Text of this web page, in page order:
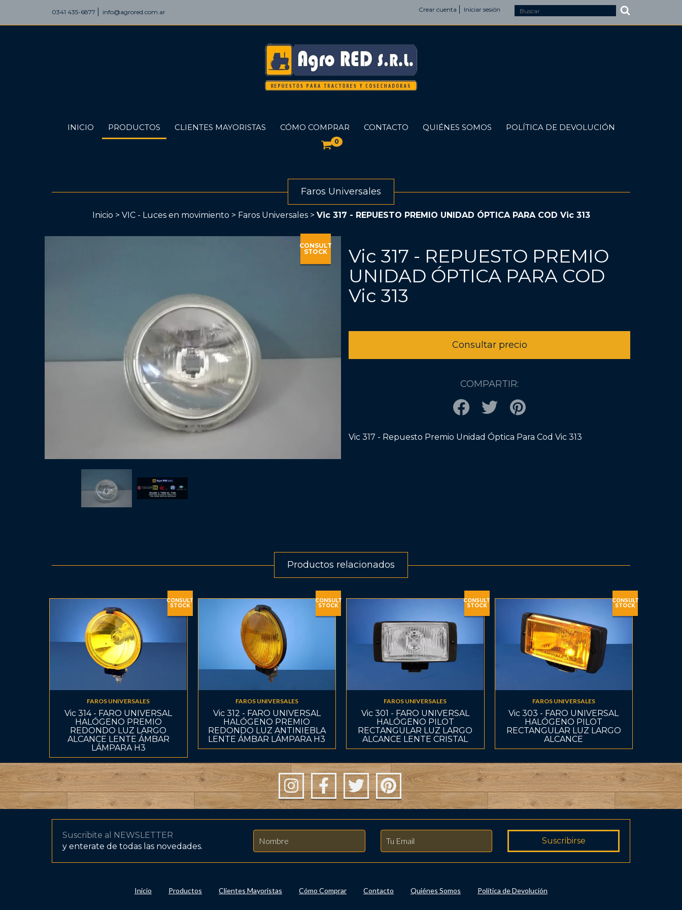
0341 435-6877 info@agrored.com.ar Crear cuenta Iniciar sesión
INICIO PRODUCTOS CLIENTES MAYORISTAS CÓMO COMPRAR CONTACTO QUIÉNES SOMOS POLÍTICA DE DEVOLUCIÓN
0
Faros Universales
Inicio > VIC - Luces en movimiento > Faros Universales > Vic 317 - REPUESTO PREMIO UNIDAD ÓPTICA PARA COD Vic 313
CONSULT
STOCK
Vic 317 - REPUESTO PREMIO
UNIDAD ÓPTICA PARA COD
Vic 313
COMPARTIR:
Vic 317 - Repuesto Premio Unidad Óptica Para Cod Vic 313
Productos relacionados
CONSULT
STOCK
FAROS UNIVERSALES
Vic 314 - FARO UNIVERSAL
HALÓGENO PREMIO
REDONDO LUZ LARGO
ALCANCE LENTE ÁMBAR
LÁMPARA H3
CONSULT
STOCK
FAROS UNIVERSALES
Vic 312 - FARO UNIVERSAL
HALÓGENO PREMIO
REDONDO LUZ ANTINIEBLA
LENTE ÁMBAR LÁMPARA H3
CONSULT
STOCK
FAROS UNIVERSALES
Vic 301 - FARO UNIVERSAL
HALÓGENO PILOT
RECTANGULAR LUZ LARGO
ALCANCE LENTE CRISTAL
CONSULT
STOCK
FAROS UNIVERSALES
Vic 303 - FARO UNIVERSAL
HALÓGENO PILOT
RECTANGULAR LUZ LARGO
ALCANCE
Suscribite al NEWSLETTER
y enterate de todas las novedades.
Inicio Productos Clientes Mayoristas Cómo Comprar Contacto Quiénes Somos Política de Devolución